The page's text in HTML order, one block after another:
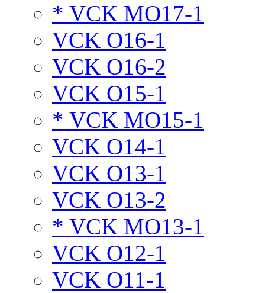
* VCK MO17-1
VCK O16-1
VCK O16-2
VCK O15-1
* VCK MO15-1
VCK O14-1
VCK O13-1
VCK O13-2
* VCK MO13-1
VCK O12-1
VCK O11-1